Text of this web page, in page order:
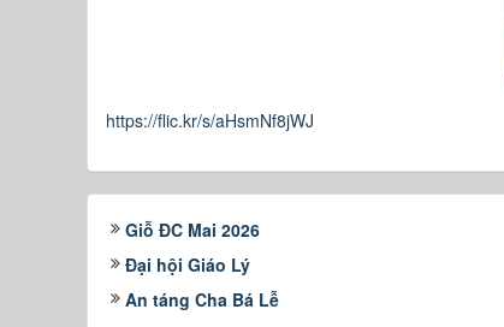
https://flic.kr/s/aHsmNf8jWJ
Giỗ ĐC Mai 2026
Đại hội Giáo Lý
An táng Cha Bá Lễ